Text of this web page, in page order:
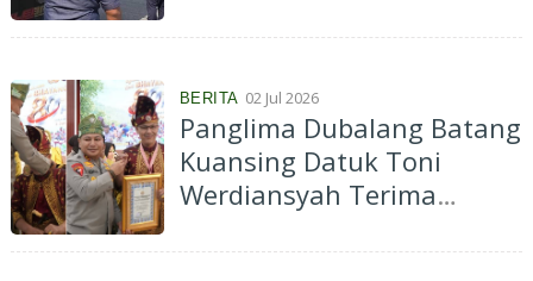
Kecelakaan
BERITA 02 Jul 2026
Panglima Dubalang Batang
Kuansing Datuk Toni
Werdiansyah Terima
Riau: Berkontribusi